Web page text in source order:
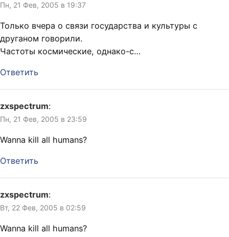
Пн, 21 Фев, 2005 в 19:37
Только вчера о связи государства и культуры с
друганом говорили.
Частоты космические, однако-с…
Ответить
zxspectrum:
Пн, 21 Фев, 2005 в 23:59
Wanna kill all humans?
Ответить
zxspectrum:
Вт, 22 Фев, 2005 в 02:59
Wanna kill all humans?